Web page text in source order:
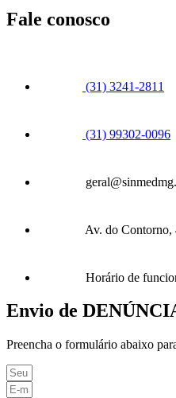
Fale conosco
(31) 3241-2811
(31) 99302-0096
Av. do Contorno,
Horário de
Envio de
Preencha o formulário abaixo